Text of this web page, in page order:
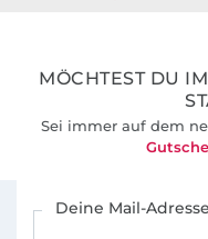
MÖCHTEST DU
Sei immer auf dem
Deine Mail-Adresse